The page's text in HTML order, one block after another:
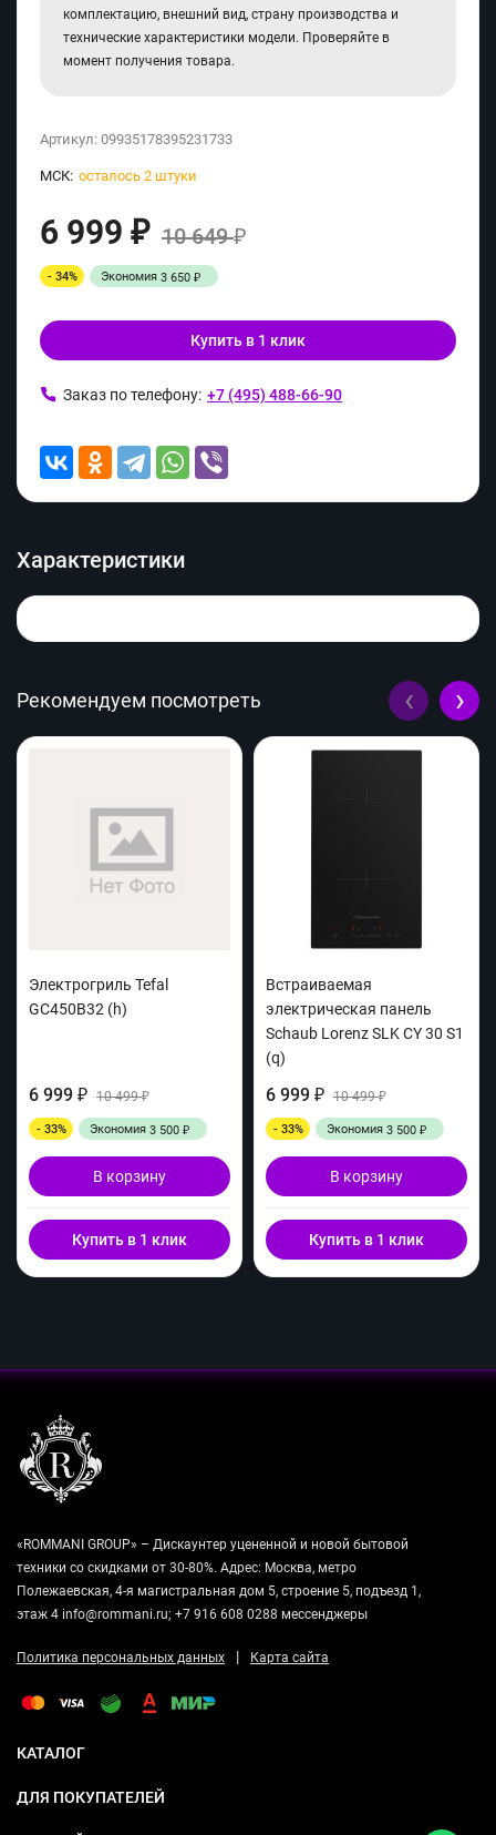
комплектацию, внешний вид, страну производства и
технические характеристики модели. Проверяйте в
момент получения товара.
Артикул: 09935178395231733
МСК: осталось 2 штуки
6 999 ₽ 10 649₽
- 34% Экономия 3 650 ₽
Купить в 1 клик
Заказ по телефону: +7 (495) 488-66-90
Характеристики
Рекомендуем посмотреть
Электрогриль Tefal
GC450B32 (h)
6 999 ₽ 10 499₽
- 33% Экономия 3 500 ₽
В корзину
Купить в 1 клик
Встраиваемая
электрическая панель
Schaub Lorenz SLK CY 30 S1
(q)
6 999 ₽ 10 499₽
- 33% Экономия 3 500 ₽
В корзину
Купить в 1 клик
‹ ›
«ROMMANI GROUP» – Дискаунтер уцененной и новой бытовой
техники со скидками от 30-80%. Адрес: Москва, метро
Полежаевская, 4-я магистральная дом 5, строение 5, подъезд 1,
этаж 4 info@rommani.ru; +7 916 608 0288 мессенджеры
Политика персональных данных | Карта сайта
КАТАЛОГ
ДЛЯ ПОКУПАТЕЛЕЙ